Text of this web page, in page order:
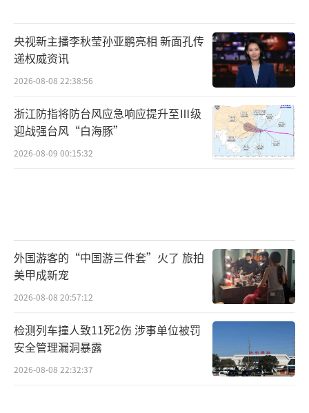
央视新主播李秋莹孙亚鹏亮相 新面孔传
递权威资讯
2026-08-08 22:38:56
浙江防指将防台风应急响应提升至Ⅲ级
迎战强台风“白海豚”
2026-08-09 00:15:32
外国游客的“中国游三件套”火了 旅拍
美甲成新宠
2026-08-08 20:57:12
检测列车撞人致11死2伤 涉事单位被罚
安全管理漏洞暴露
2026-08-08 22:32:37